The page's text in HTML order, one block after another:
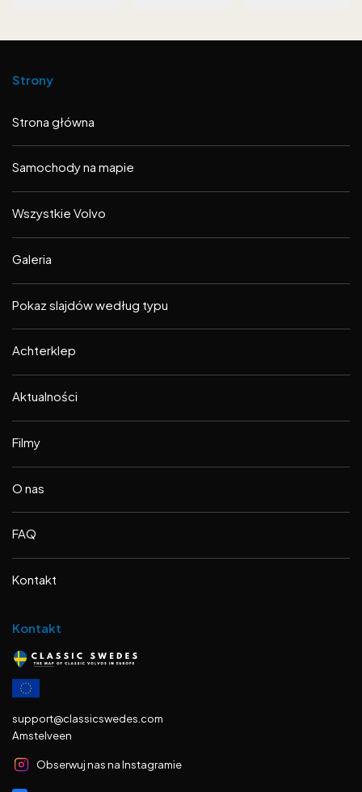
Strony
Strona główna
Samochody na mapie
Wszystkie Volvo
Galeria
Pokaz slajdów według typu
Achterklep
Aktualności
Filmy
O nas
FAQ
Kontakt
Kontakt
support@classicswedes.com
Amstelveen
Obserwuj nas na Instagramie